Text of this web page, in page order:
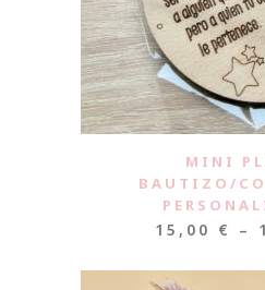
MINI
BAUTIZO/
15,00 € –